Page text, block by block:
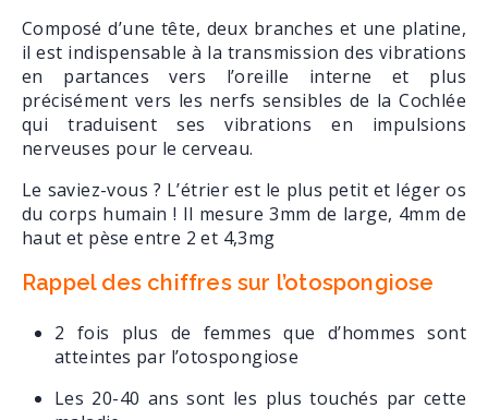
Composé d’une tête, deux branches et une platine,
il est indispensable à la transmission des vibrations
en partances vers l’oreille interne et plus
précisément vers les nerfs sensibles de la Cochlée
qui traduisent ses vibrations en impulsions
nerveuses pour le cerveau.
Le saviez-vous ? L’étrier est le plus petit et léger os
du corps humain ! Il mesure 3mm de large, 4mm de
haut et pèse entre 2 et 4,3mg
Rappel des chiffres sur l’otospongiose
2 fois plus de femmes que d’hommes sont
atteintes par l’otospongiose
Les 20-40 ans sont les plus touchés par cette